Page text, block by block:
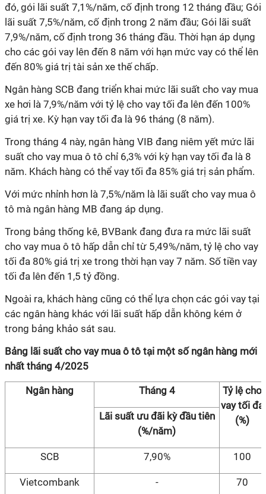
đó, gói lãi suất 7,1%/năm, cố định trong 12 tháng đầu; Gói
lãi suất 7,5%/năm, cố định trong 2 năm đầu; Gói lãi suất
7,9%/năm, cố định trong 36 tháng đầu. Thời hạn áp dụng
cho các gói vay lên đến 8 năm với hạn mức vay có thể lên
đến 80% giá trị tài sản xe thế chấp.
Ngân hàng SCB đang triển khai mức lãi suất cho vay mua
xe hơi là 7,9%/năm với tỷ lệ cho vay tối đa lên đến 100%
giá trị xe. Kỳ hạn vay tối đa là 96 tháng (8 năm).
Trong tháng 4 này, ngân hàng VIB đang niêm yết mức lãi
suất cho vay mua ô tô chỉ 6,3% với kỳ hạn vay tối đa là 8
năm. Khách hàng có thể vay tối đa 85% giá trị sản phẩm.
Với mức nhỉnh hơn là 7,5%/năm là lãi suất cho vay mua ô
tô mà ngân hàng MB đang áp dụng.
Trong bảng thống kê, BVBank đang đưa ra mức lãi suất
cho vay mua ô tô hấp dẫn chỉ từ 5,49%/năm, tỷ lệ cho vay
tối đa 80% giá trị xe trong thời hạn vay 7 năm. Số tiền vay
tối đa lên đến 1,5 tỷ đồng.
Ngoài ra, khách hàng cũng có thể lựa chọn các gói vay tại
các ngân hàng khác với lãi suất hấp dẫn không kém ở
trong bảng khảo sát sau.
Bảng lãi suất cho vay mua ô tô tại một số ngân hàng mới
nhất tháng 4/2025
Ngân hàng Tháng 4
Tỷ lệ cho
vay tối đa
(%)
Lãi suất ưu đãi kỳ đầu tiên
(%/năm)
SCB 7,90% 100
Vietcombank - 70